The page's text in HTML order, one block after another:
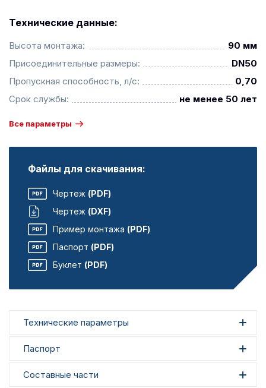
Технические данные:
Высота монтажа:
90 мм
Присоединительные размеры:
DN50
Пропускная способность, л/с:
0,70
Срок службы:
не менее 50 лет
Все параметры
Файлы для скачивания:
Чертеж (PDF)
Чертеж (DXF)
Пример монтажа (PDF)
Паспорт (PDF)
Буклет (PDF)
Технические параметры
Паспорт
Составные части